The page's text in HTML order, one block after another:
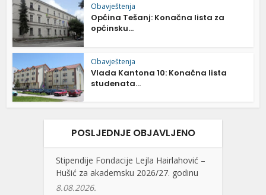
Obavještenja
Općina Tešanj: Konačna lista za
općinsku...
Obavještenja
Vlada Kantona 10: Konačna lista
studenata...
POSLJEDNJE OBJAVLJENO
Stipendije Fondacije Lejla Hairlahović –
Hušić za akademsku 2026/27. godinu
8.08.2026.